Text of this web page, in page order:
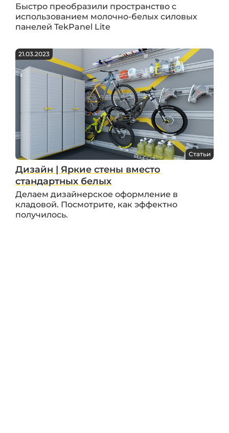
Быстро преобразили пространство с
использованием молочно-белых силовых
панелей TekPanel Lite
21.03.2023
Статьи
Дизайн | Яркие стены вместо
стандартных белых
Делаем дизайнерское оформление в
кладовой. Посмотрите, как эффектно
получилось.